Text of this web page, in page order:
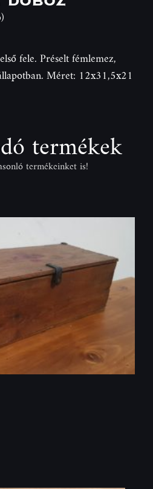
fele. Préselt fémlemez,
Méret: 12x31,5x21
termékek
termékeinket is!